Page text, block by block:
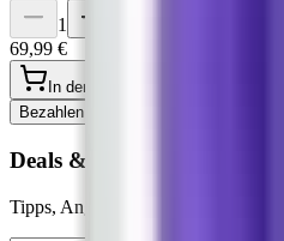
1
69,99 €
In den Warenkorb
Bezahlen mit
Deals & Updates per E-Mail
Tipps, Angebote und Produktnews